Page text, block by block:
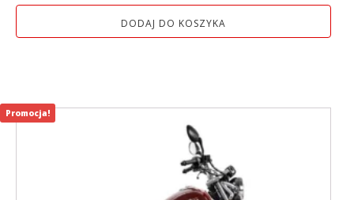
wynosiła:
wynosi:
8
DODAJ DO KOSZYKA
Promocja!